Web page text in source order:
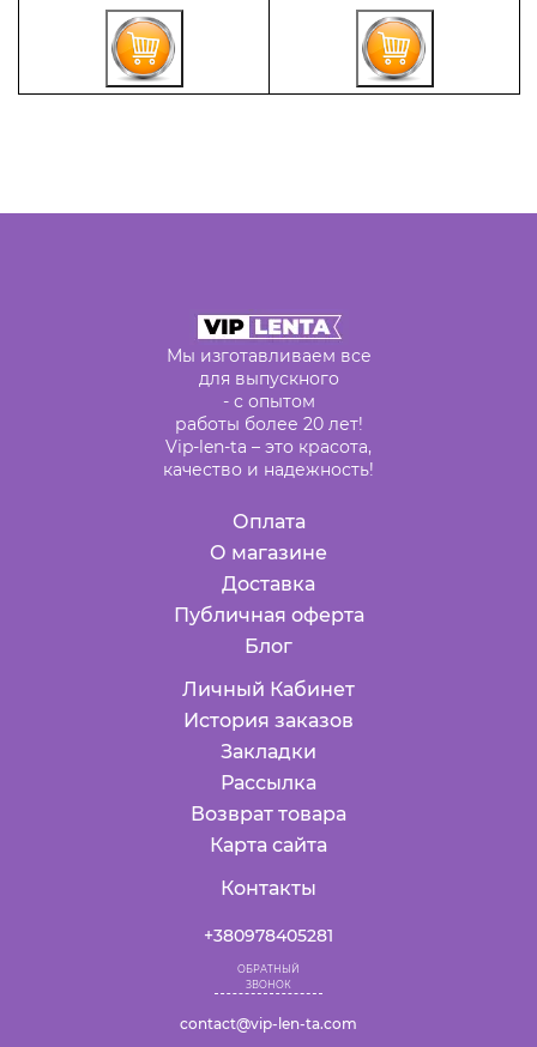
Мы изготавливаем все
для выпускного
- с опытом
работы более 20 лет!
Vip-len-ta – это красота,
качество и надежность!
Оплата
О магазине
Доставка
Публичная оферта
Блог
Личный Кабинет
История заказов
Закладки
Рассылка
Возврат товара
Карта сайта
Контакты
+380978405281
ОБРАТНЫЙ
ЗВОНОК
contact@vip-len-ta.com